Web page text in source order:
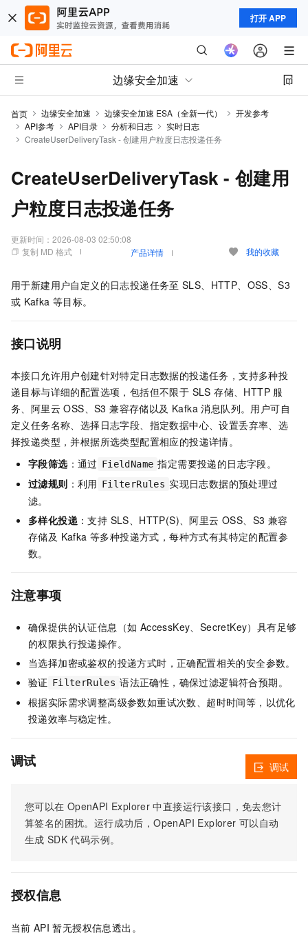
打开 APP
边缘安全加速
首页 边缘安全加速 边缘安全加速 ESA（全新一代）
开发参考
API参考
API目录 分析和日志
实时日志
CreateUserDeliveryTask - 创建用户粒度日志投递任务
CreateUserDeliveryTask - 创建用
户粒度日志投递任务
更新时间： 2026-08-03 02:50:08
复制 MD 格式
产品详情 我的收藏
用于新建用户自定义的日志投递任务至 SLS、HTTP、OSS、S3
或 Kafka 等目标。
接口说明
本接口允许用户创建针对特定日志数据的投递任务，支持多种投
递目标与详细的配置选项，包括但不限于 SLS 存储、HTTP 服
务、阿里云 OSS、S3 兼容存储以及 Kafka 消息队列。用户可自
定义任务名称、选择日志字段、指定数据中心、设置丢弃率、选
择投递类型，并根据所选类型配置相应的投递详情。
字段筛选：通过 FieldName 指定需要投递的日志字段。
过滤规则 ：利用 FilterRules 实现日志数据的预处理过
滤。
多样化投递 ：支持 SLS、HTTP(S)、阿里云 OSS、S3 兼容
存储及 Kafka 等多种投递方式，每种方式有其特定的配置参
数。
注意事项
确保提供的认证信息（如 AccessKey、SecretKey）具有足够
的权限执行投递操作。
当选择加密或鉴权的投递方式时，正确配置相关的安全参数。
验证 FilterRules 语法正确性，确保过滤逻辑符合预期。
根据实际需求调整高级参数如重试次数、超时时间等，以优化
投递效率与稳定性。
调试
您可以在 OpenAPI Explorer 中直接运行该接口，免去您计
算签名的困扰。运行成功后，OpenAPI Explorer 可以自动
生成 SDK 代码示例。
调试
授权信息
当前 API 暂无授权信息透出。